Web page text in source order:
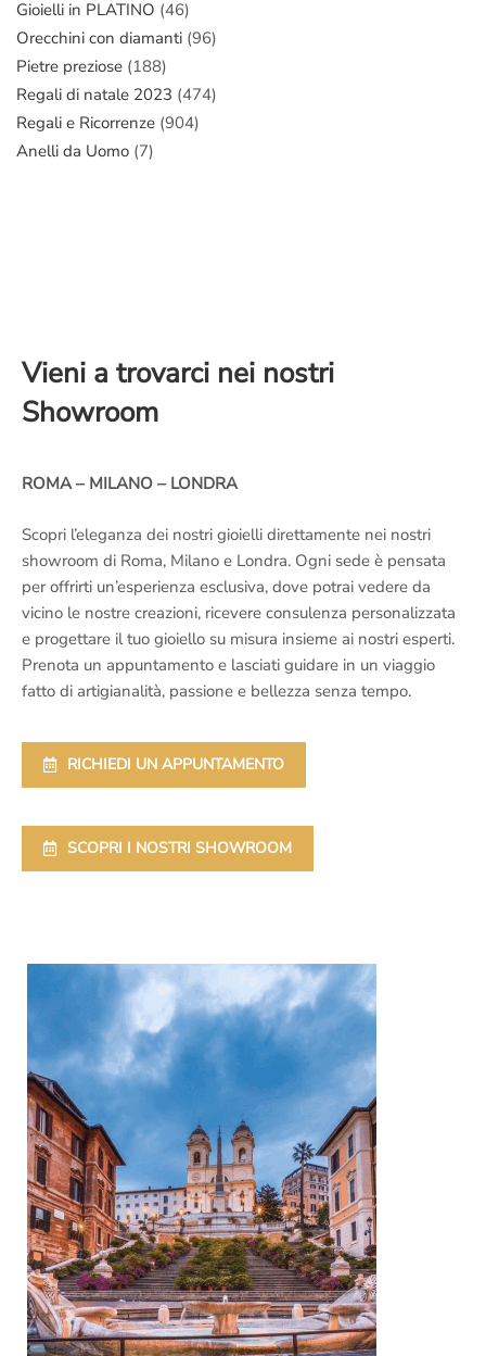
Gioielli in PLATINO (46)
Orecchini con diamanti (96)
Pietre preziose (188)
Regali di natale 2023 (474)
Regali e Ricorrenze (904)
Anelli da Uomo (7)
Vieni a trovarci nei nostri
Showroom
ROMA – MILANO – LONDRA
Scopri l’eleganza dei nostri gioielli direttamente nei nostri
showroom di Roma, Milano e Londra. Ogni sede è pensata
per offrirti un’esperienza esclusiva, dove potrai vedere da
vicino le nostre creazioni, ricevere consulenza personalizzata
e progettare il tuo gioiello su misura insieme ai nostri esperti.
Prenota un appuntamento e lasciati guidare in un viaggio
fatto di artigianalità, passione e bellezza senza tempo.
RICHIEDI UN APPUNTAMENTO
SCOPRI I NOSTRI SHOWROOM